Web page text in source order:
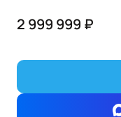
2 999 999 ₽